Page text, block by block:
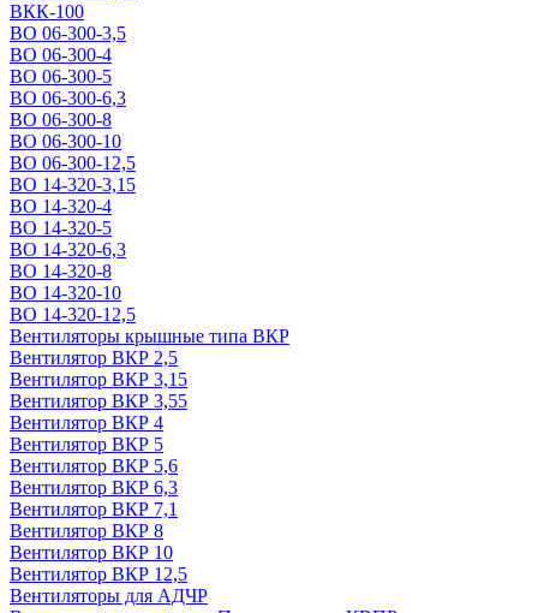
ВКК-100
ВО 06-300-3,5
ВО 06-300-4
ВО 06-300-5
ВО 06-300-6,3
ВО 06-300-8
ВО 06-300-10
ВО 06-300-12,5
ВО 14-320-3,15
ВО 14-320-4
ВО 14-320-5
ВО 14-320-6,3
ВО 14-320-8
ВО 14-320-10
ВО 14-320-12,5
Вентиляторы крышные типа ВКР
Вентилятор ВКР 2,5
Вентилятор ВКР 3,15
Вентилятор ВКР 3,55
Вентилятор ВКР 4
Вентилятор ВКР 5
Вентилятор ВКР 5,6
Вентилятор ВКР 6,3
Вентилятор ВКР 7,1
Вентилятор ВКР 8
Вентилятор ВКР 10
Вентилятор ВКР 12,5
Вентиляторы для АДЧР